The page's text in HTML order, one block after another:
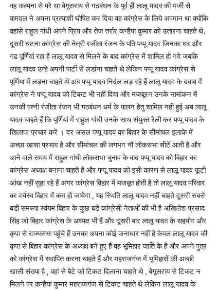
वह कल्पना से परे था बेगूसराय से गठबंधन के पूर्व ही लालू यादव की मर्जी से
वामदल ने अपना प्रत्याशी घोषित कर दिया वह कांग्रेस के लिये अपमान था क्योंकि
वहांसे राहुल गांधी अपने प्रिय और तेज तर्रार कन्हैया कुमार को उतारना चाहते थे,
दूसरी घटना कांग्रेस की नेत्री रजीता रंजन के पति पप्पू यादव जिनका घर और
गढ पूर्णियां रहा है लालू यादव से मिलने के बाद कांग्रेस में शामिल हो गये जबकि
लालू यादव उन्हे अपनी पार्टी से लडांना चाहते थे लेकिन पप्पू यादव कांग्रेस से
पूर्णिया में लड़ना चाहते थे अब पप्पू यादव निर्दल लड़ रहे हैं लालू यादव के दबाब में
कांग्रेस ने पप्पू यादव को टिकट भी नहीं दिया और मजबूरन उनके नामांकन में
उनकी पत्नी रंजीता रंजन भी गठबंधन धर्म के पालन हेतु शामिल नहीं हुई अब लालू
यादव चाहते हैं कि पूर्णियां में राहुल गांधी उनके साथ संयुक्त रैली कर पप्पू यादव के
खिलाफ प्रचार करें । दर असल पप्पू यादव का बिहार के सीमांचल इलाके में
अच्छा खासा प्रभाव है और सीमांचल की लगभग नौ लोकसभा सीटें आती है और
आने वाले समय में राहुल गांधी लोकसभा चुनाव के बाद पप्पू यादव को बिहार का
कांग्रेस अध्यक्ष बनाना चाहते हैं और पप्पू यादव को इसी कारण से लालू यादव फूटी
आंख नहीं सुहा रहे हैं अगर कांग्रेस बिहार में मजबूत होती है तो लालू यादव परिवार
का वर्चस्व बिहार में कम हो जायेगा , यह स्थिति लालू यादव नहीं चाहते दूसरी सबसे
बडी़ समस्या स्वंयम बिहार के कुछ बडे़ कांग्रेसी नेताओं की भी है अखिलेश प्रसाद
सिंह जो बिहार कांग्रेस के अध्यक्ष भी हैं और दूसरी बार लालू यादव के सहयोग और
कृपा से राज्यसभा पहुंचे हैं उनका अपना कोई जनाधार नहीं है केवल लालू यादव की
कृपा से बिहार कांग्रेस के अध्यक्ष बने हुए हैं वह भूमिहार जाति के हैं और अपने पुत्र
को कांग्रेस में स्थापित करना चाहते हैं और महराजगंज में भूमिहारों की अच्छी
खासी संख्या है , वहां से बेटे को टिकट दिलाना चाहते थे , बेगूसराय से टिकट न
मिलने पर कन्हैया कुमार महराजगंज से टिकट चाहते थे लेकिन लालू यादव के